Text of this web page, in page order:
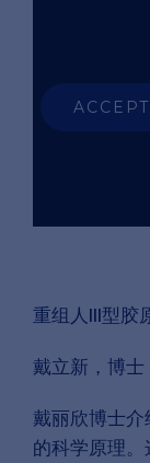
重组人III型胶
戴立新，博士
戴丽欣博士介
的科学原理